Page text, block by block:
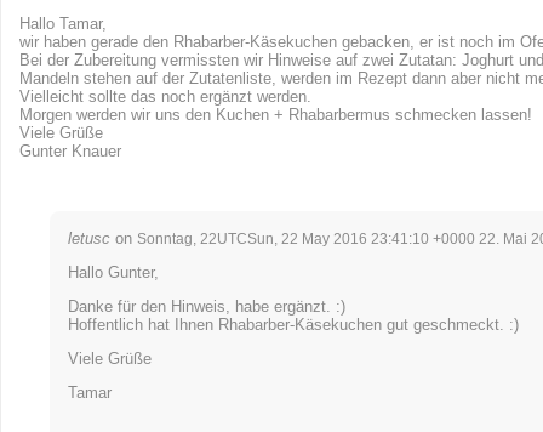
Hallo Tamar,
wir haben gerade den Rhabarber-Käsekuchen gebacken, er ist noch im
Bei der Zubereitung vermissten wir Hinweise auf zwei Zutatan: Joghurt
Mandeln stehen auf der Zutatenliste, werden im Rezept dann aber nicht
Vielleicht sollte das noch ergänzt werden.
Morgen werden wir uns den Kuchen + Rhabarbermus schmecken lassen!
Viele Grüße
Gunter Knauer
letusc on Sonntag, 22UTCSun, 22 May 2016 23:41:10 +0000 22. Mai
Hallo Gunter,
Danke für den Hinweis, habe ergänzt. :)
Hoffentlich hat Ihnen Rhabarber-Käsekuchen gut geschmeckt. :)
Viele Grüße
Tamar